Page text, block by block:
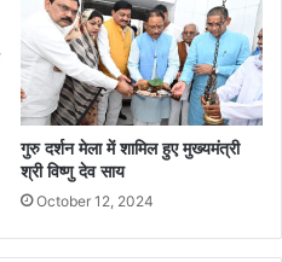
गुरु दर्शन मेला में शामिल हुए मुख्यमंत्री
श्री विष्णु देव साय
October 12, 2024